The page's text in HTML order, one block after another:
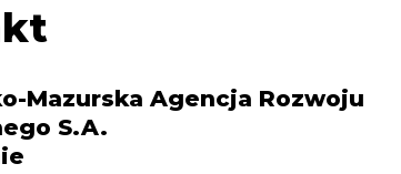
Mazurska Agencja Rozwoju
S.A.